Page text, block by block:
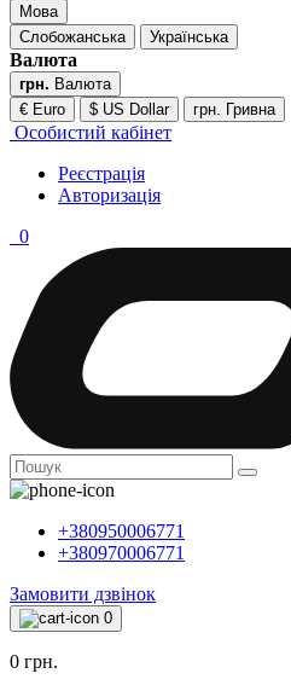
Мова
Слобожанська
Українська
Валюта
грн. Валюта
€ Euro
$ US Dollar грн. Гривна
Особистий кабінет
Реєстрація
Авторизація
0
+380950006771
+380970006771
Замовити дзвінок
0
0 грн.